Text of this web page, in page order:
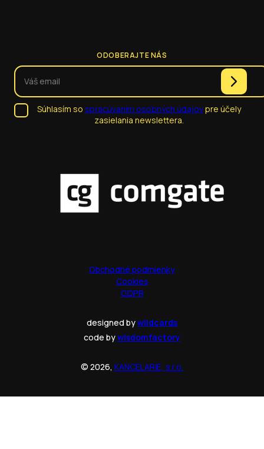
ODOBERAJTE NÁS
Súhlasím so spracúvaním osobných údajovpre účely
zasielania newslettera.
Obchodné podmienky
Cookies
GDPR
designed bywildcards
code bywisdomfactory
© 2026, KANCELARIE, s.r.o.